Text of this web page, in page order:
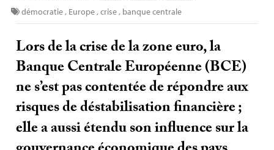
démocratie, Europe,crise, banque centrale
Lors de la crise de la zone euro, la
Banque Centrale Européenne (BCE)
ne s’est pas contentée de répondre aux
risques de déstabilisation financière;
elle a aussi étendu son influence sur la